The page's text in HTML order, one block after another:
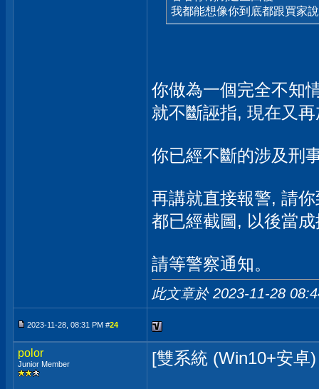
我都能想像你到底都跟買家
你做為一個完全不知
就不斷誣指, 現在又
你已經不斷的涉及刑
再講就直接報警, 請
都已經截圖, 以後當
請等警察通知。
此文章於 2023-11-28
2023-11-28, 08:31 PM #24
polor
Junior Member [雙系統 (Win10+安卓